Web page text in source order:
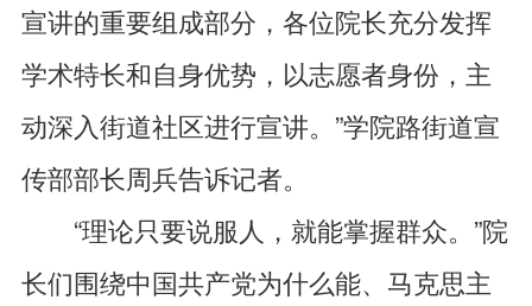
宣讲的重要组成部分，各位院长充分发挥
学术特长和自身优势，以志愿者身份，主
动深入街道社区进行宣讲。”学院路街道宣
传部部长周兵告诉记者。
“理论只要说服人，就能掌握群众。”院
长们围绕中国共产党为什么能、马克思主